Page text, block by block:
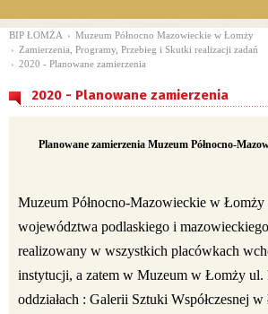
BIP ŁOMŻA › Muzeum Północno Mazowieckie w Łomży
› Zamierzenia, Programy, Przebieg i Skutki realizacji zadań
› 2020 - Planowane zamierzenia
2020 - Planowane zamierzenia
Planowane zamierzenia Muzeum Północno-
Muzeum Północno-Mazowieckie w Łomży
województwa podlaskiego i
realizowany w wszystkich placówkach
instytucji, a zatem w Muzeum w Łomży ul.
oddziałach : Galerii Sztuki Współczesnej